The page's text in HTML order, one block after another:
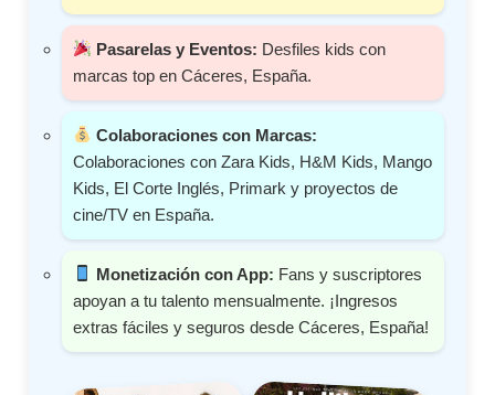
Pasarelas y Eventos: Desfiles kids con
marcas top en Cáceres, España.
Colaboraciones con Marcas:
Colaboraciones con Zara Kids, H&M Kids, Mango
Kids, El Corte Inglés, Primark y proyectos de
cine/TV en España.
Monetización con App: Fans y suscriptores
apoyan a tu talento mensualmente. ¡Ingresos
extras fáciles y seguros desde Cáceres, España!